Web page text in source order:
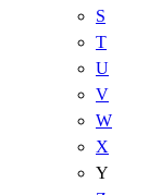
S
T
U
V
W
X
Y